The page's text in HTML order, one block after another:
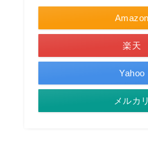
Amazon
楽天
Yahoo
メルカリ